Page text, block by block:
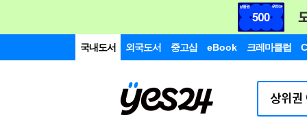
국내도서 외국도서 중고샵 eBook 크레마클럽